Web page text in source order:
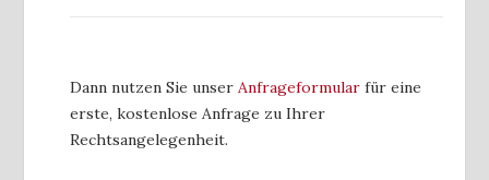
Dann nutzen Sie unser Anfrageformular für eine
erste, kostenlose Anfrage zu Ihrer
Rechtsangelegenheit.